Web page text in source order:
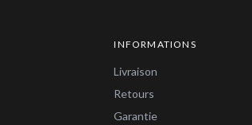
INFORMATIONS
Livraison
Retours
Garantie